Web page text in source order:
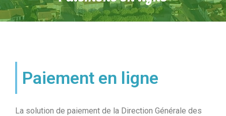
Paiement en ligne
La solution de paiement de la Direction Générale des